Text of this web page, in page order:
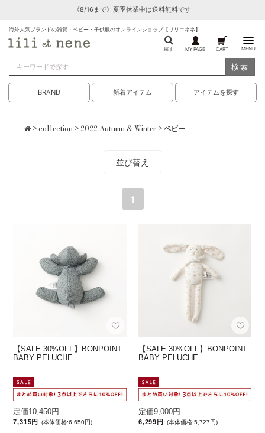
《8/16まで》夏季休業中は送料無料です
海外人気ブランドの雑貨・ベビー・子供服のオンラインショップ【リリエネネ】
探す MY PAGE CART MENU
検索
BRAND 新着アイテム アイテムを探す
>collection>2022 Autumn & Winter > ベビー
並び替え
1
【SALE 30%OFF】BONPOINT
BABY PELUCHE …
定価10,450円
7,315円 (本体価格:6,650円)
【SALE 30%OFF】BONPOINT
BABY PELUCHE …
定価9,000円
6,299円 (本体価格:5,727円)